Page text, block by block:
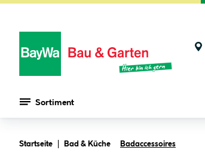
Sortiment
Startseite Bad & Küche Badaccessoires